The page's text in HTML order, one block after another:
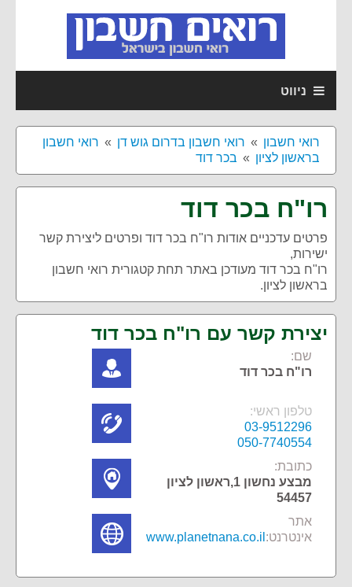
ניווט
רואי חשבון רואי חשבון בדרום גוש דן
רואי חשבון
בראשון לציון
בכר דוד
רו"ח בכר דוד
פרטים עדכניים אודות רו"ח בכר דוד ופרטים ליצירת קשר
ישירות,
רו"ח בכר דוד מעודכן באתר תחת קטגורית רואי חשבון
בראשון לציון.
יצירת קשר עם רו"ח בכר דוד
שם:
רו"ח בכר דוד
טלפון ראשי:
03-9512296
050-7740554
כתובת:
מבצע נחשון 1,ראשון לציון
54457
אתר
אינטרנט: www.planetnana.co.il